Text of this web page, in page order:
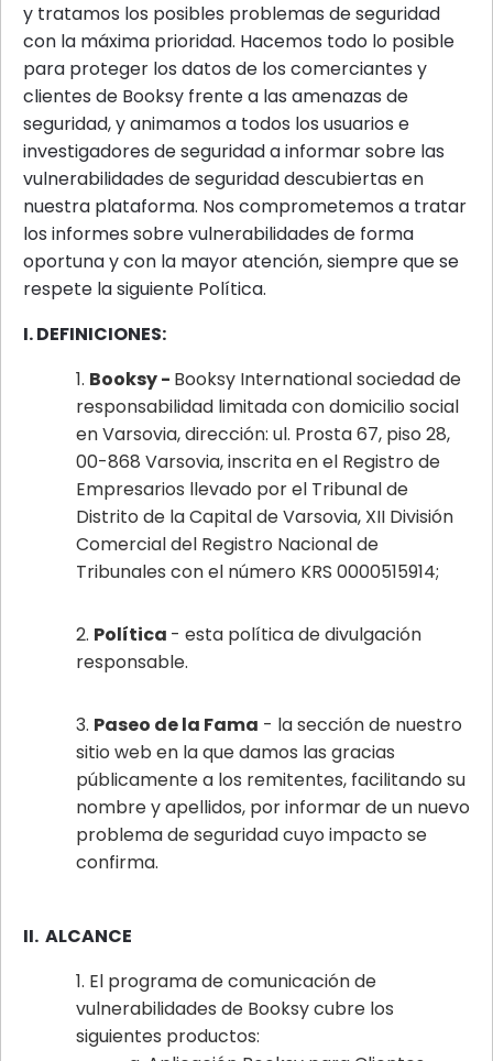
y tratamos los posibles problemas de seguridad
con la máxima prioridad. Hacemos todo lo posible
para proteger los datos de los comerciantes y
clientes de Booksy frente a las amenazas de
seguridad, y animamos a todos los usuarios e
investigadores de seguridad a informar sobre las
vulnerabilidades de seguridad descubiertas en
nuestra plataforma. Nos comprometemos a tratar
los informes sobre vulnerabilidades de forma
oportuna y con la mayor atención, siempre que se
respete la siguiente Política.
I. DEFINICIONES:
Booksy - Booksy International sociedad de
responsabilidad limitada con domicilio social
en Varsovia, dirección: ul. Prosta 67, piso 28,
00-868 Varsovia, inscrita en el Registro de
Empresarios llevado por el Tribunal de
Distrito de la Capital de Varsovia, XII División
Comercial del Registro Nacional de
Tribunales con el número KRS 0000515914;
Política - esta política de divulgación
responsable.
Paseo de la Fama - la sección de nuestro
sitio web en la que damos las gracias
públicamente a los remitentes, facilitando su
nombre y apellidos, por informar de un nuevo
problema de seguridad cuyo impacto se
confirma.
II. ALCANCE
El programa de comunicación de
vulnerabilidades de Booksy cubre los
siguientes productos: